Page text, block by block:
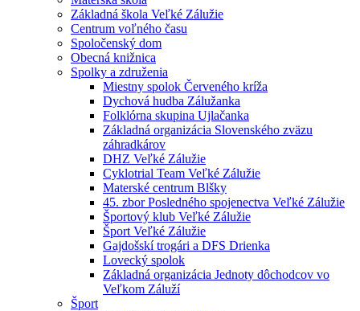
Základná škola Veľké Zálužie
Centrum voľného času
Spoločenský dom
Obecná knižnica
Spolky a združenia
Miestny spolok Červeného kríža
Dychová hudba Zálužanka
Folklórna skupina Ujlačanka
Základná organizácia Slovenského zväzu
záhradkárov
DHZ Veľké Zálužie
Cyklotrial Team Veľké Zálužie
Materské centrum Blšky
45. zbor Posledného spojenectva Veľké Zálužie
Športový klub Veľké Zálužie
Šport Veľké Zálužie
Gajdošskí trogári a DFS Drienka
Lovecký spolok
Základná organizácia Jednoty dôchodcov vo
Veľkom Záluží
Šport